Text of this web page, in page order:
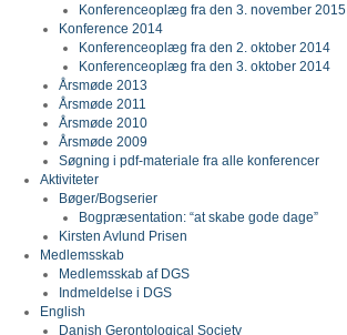
Konferenceoplæg fra den 3. november 2015
Konference 2014
Konferenceoplæg fra den 2. oktober 2014
Konferenceoplæg fra den 3. oktober 2014
Årsmøde 2013
Årsmøde 2011
Årsmøde 2010
Årsmøde 2009
Søgning i pdf-materiale fra alle konferencer
Aktiviteter
Bøger/Bogserier
Bogpræsentation: “at skabe gode dage”
Kirsten Avlund Prisen
Medlemsskab
Medlemsskab af DGS
Indmeldelse i DGS
English
Danish Gerontological Society